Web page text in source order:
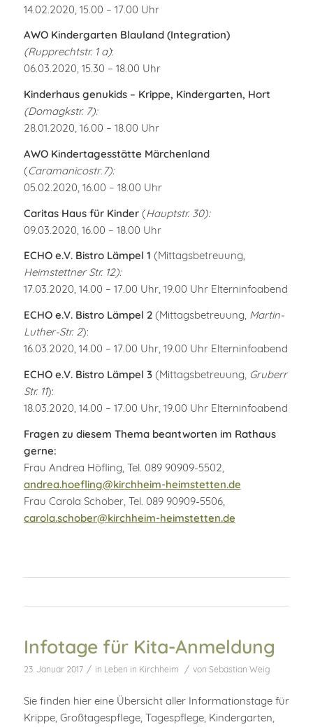
14.02.2020, 15.00 – 17.00 Uhr
AWO Kindergarten Blauland (Integration)
(Rupprechtstr. 1 a):
06.03.2020, 15.30 – 18.00 Uhr
Kinderhaus genukids – Krippe, Kindergarten, Hort
(Domagkstr. 7):
28.01.2020, 16.00 – 18.00 Uhr
AWO Kindertagesstätte Märchenland
(Caramanicostr. 7):
05.02.2020, 16.00 – 18.00 Uhr
Caritas Haus für Kinder(Hauptstr. 30):
09.03.2020, 16.00 – 18.00 Uhr
ECHO e.V. Bistro Lämpel 1 (Mittagsbetreuung,
Heimstettner Str. 12):
17.03.2020, 14.00 – 17.00 Uhr, 19.00 Uhr Elterninfoabend
ECHO e.V. Bistro Lämpel 2(Mittagsbetreuung, Martin-
Luther-Str. 2):
16.03.2020, 14.00 – 17.00 Uhr, 19.00 Uhr Elterninfoabend
ECHO e.V. Bistro Lämpel 3(Mittagsbetreuung, Gruberr
Str. 11):
18.03.2020, 14.00 – 17.00 Uhr, 19.00 Uhr Elterninfoabend
Fragen zu diesem Thema beantworten im Rathaus
gerne:
Frau Andrea Höfling, Tel. 089 90909-5502,
andrea.hoefling@kirchheim-heimstetten.de
Frau Carola Schober, Tel. 089 90909-5506,
carola.schober@kirchheim-heimstetten.de
Infotage für Kita-Anmeldung
23. Januar 2017 / in Leben in Kirchheim / von Sebastian Weig
Sie finden hier eine Übersicht aller Informationstage für
Krippe, Großtagespflege, Tagespflege, Kindergarten,